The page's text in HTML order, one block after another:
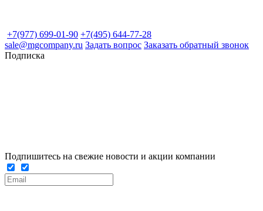
+7(977) 699-01-90 +7(495) 644-77-28
sale@mgcompany.ru Задать вопрос Заказать обратный звонок
Подписка
Подпишитесь на свежие новости и акции компании